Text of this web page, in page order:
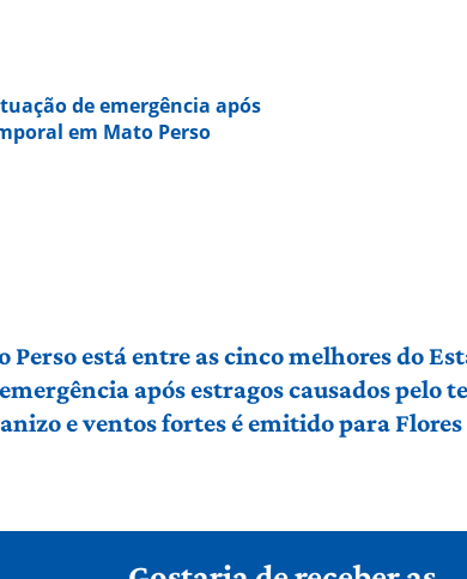
de emergência após
em Mato Perso
está entre as cinco melhores do
após estragos causados pelo
e ventos fortes é emitido para Flores